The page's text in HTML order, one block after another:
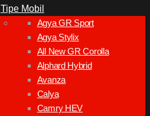
Tipe Mobil
Agya GR Sport
Agya Stylix
All New GR Corolla
Alphard Hybrid
Avanza
Calya
Camry HEV